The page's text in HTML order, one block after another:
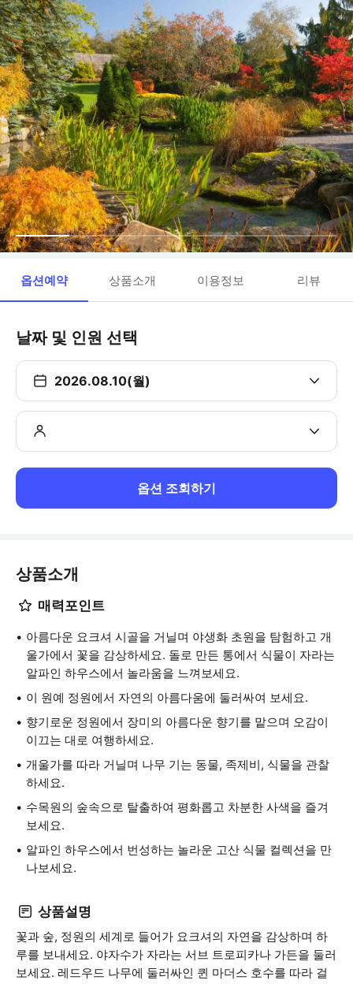
옵션예약 상품소개 이용정보 리뷰
날짜 및 인원 선택
2026.08.10(월)
옵션 조회하기
상품소개
매력포인트
아름다운 요크셔 시골을 거닐며 야생화 초원을 탐험하고 개
울가에서 꽃을 감상하세요. 돌로 만든 통에서 식물이 자라는
알파인 하우스에서 놀라움을 느껴보세요.
이 원예 정원에서 자연의 아름다움에 둘러싸여 보세요.
향기로운 정원에서 장미의 아름다운 향기를 맡으며 오감이
이끄는 대로 여행하세요.
개울가를 따라 거닐며 나무 기는 동물, 족제비, 식물을 관찰
하세요.
수목원의 숲속으로 탈출하여 평화롭고 차분한 사색을 즐겨
보세요.
알파인 하우스에서 번성하는 놀라운 고산 식물 컬렉션을 만
나보세요.
상품설명
꽃과 숲, 정원의 세계로 들어가 요크셔의 자연을 감상하며 하
루를 보내세요. 야자수가 자라는 서브 트로피카나 가든을 둘러
보세요. 레드우드 나무에 둘러싸인 퀸 마더스 호수를 따라 걸